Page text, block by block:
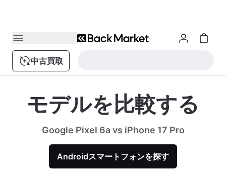
中古買取
モデルを比較する
Google Pixel 6a vs iPhone 17 Pro
Androidスマートフォンを探す